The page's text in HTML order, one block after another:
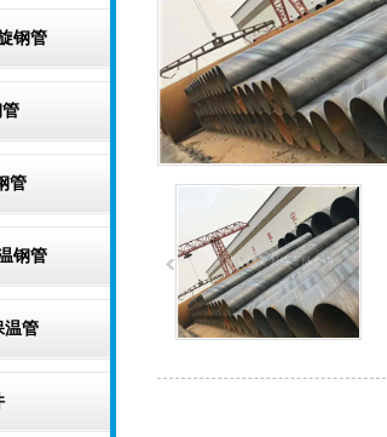
钢管
管
钢管
温管